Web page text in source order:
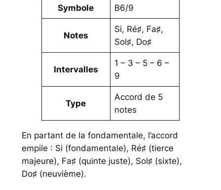
Symbole B6/9
Notes
Si, Ré♯, Fa♯,
Sol♯, Do♯
Intervalles
1 – 3 – 5 – 6 –
9
Type
Accord de 5
notes
En partant de la fondamentale, l’accord
empile : Si (fondamentale), Ré♯ (tierce
majeure), Fa♯ (quinte juste), Sol♯ (sixte),
Do♯ (neuvième).